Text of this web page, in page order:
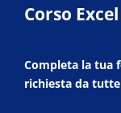
Corso
Completa la tua
richiesta da